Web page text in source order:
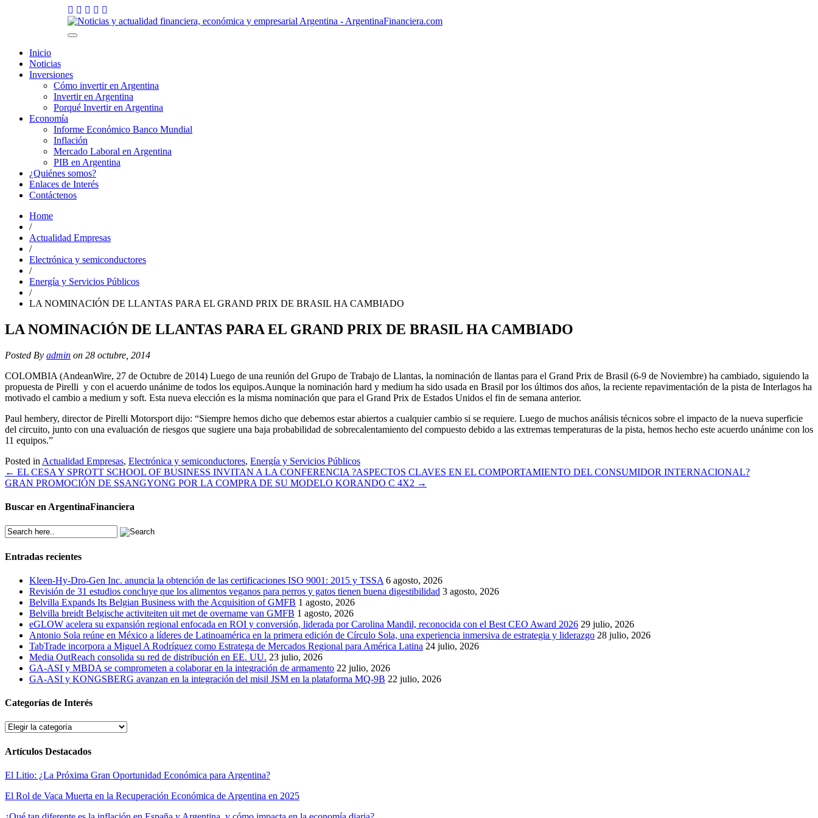
Toggle
Inicio
Noticias
Inversiones
Cómo invertir en Argentina
Invertir en Argentina
Porqué Invertir en Argentina
Economía
Informe Económico Banco Mundial
Inflación
Mercado Laboral en Argentina
PIB en Argentina
¿Quiénes somos?
Enlaces de Interés
Contáctenos
Home
/
Actualidad Empresas
/
Electrónica y semiconductores
/
Energía y Servicios Públicos
/
LA NOMINACIÓN DE LLANTAS PARA EL GRAND PRIX DE BRASIL HA CAMBIADO
LA NOMINACIÓN DE LLANTAS PARA EL GRAND PRIX DE BRASIL HA CAMBIADO
Posted By admin on 28 octubre, 2014
COLOMBIA (AndeanWire, 27 de Octubre de 2014) Luego de una reunión del Grupo de Trabajo de Llantas, la nominación de llantas para el Grand Prix de Brasil (6-9 de Noviembre) ha cambiado, siguiendo la
propuesta de Pirelli y con el acuerdo unánime de todos los equipos.Aunque la nominación hard y medium ha sido usada en Brasil por los últimos dos años, la reciente repavimentación de la pista de Interlagos ha
motivado el cambio a medium y soft. Esta nueva elección es la misma nominación que para el Grand Prix de Estados Unidos el fin de semana anterior.
Paul hembery, director de Pirelli Motorsport dijo: “Siempre hemos dicho que debemos estar abiertos a cualquier cambio si se requiere. Luego de muchos análisis técnicos sobre el impacto de la nueva superficie
del circuito, junto con una evaluación de riesgos que sugiere una baja probabilidad de sobrecalentamiento del compuesto debido a las extremas temperaturas de la pista, hemos hecho este acuerdo unánime con los
11 equipos.”
Posted in Actualidad Empresas, Electrónica y semiconductores, Energía y Servicios Públicos
Post
navigation
← EL CESA Y SPROTT SCHOOL OF BUSINESS INVITAN A LA CONFERENCIA ?ASPECTOS CLAVES EN EL COMPORTAMIENTO DEL CONSUMIDOR INTERNACIONAL?
GRAN PROMOCIÓN DE SSANGYONG POR LA COMPRA DE SU MODELO KORANDO C 4X2 →
Buscar en ArgentinaFinanciera
Entradas recientes
Kleen-Hy-Dro-Gen Inc. anuncia la obtención de las certificaciones ISO 9001: 2015 y TSSA 6 agosto, 2026
Revisión de 31 estudios concluye que los alimentos veganos para perros y gatos tienen buena digestibilidad 3 agosto, 2026
Belvilla Expands Its Belgian Business with the Acquisition of GMFB 1 agosto, 2026
Belvilla breidt Belgische activiteiten uit met de overname van GMFB 1 agosto, 2026
eGLOW acelera su expansión regional enfocada en ROI y conversión, liderada por Carolina Mandil, reconocida con el Best CEO Award 2026 29 julio, 2026
Antonio Sola reúne en México a líderes de Latinoamérica en la primera edición de Círculo Sola, una experiencia inmersiva de estrategia y liderazgo 28 julio, 2026
TabTrade incorpora a Miguel A Rodríguez como Estratega de Mercados Regional para América Latina 24 julio, 2026
Media OutReach consolida su red de distribución en EE. UU. 23 julio, 2026
GA-ASI y MBDA se comprometen a colaborar en la integración de armamento 22 julio, 2026
GA-ASI y KONGSBERG avanzan en la integración del misil JSM en la plataforma MQ-9B 22 julio, 2026
Categorías de Interés
Categorías
Interés
Artículos Destacados
El Litio: ¿La Próxima Gran Oportunidad Económica para Argentina?
El Rol de Vaca Muerta en la Recuperación Económica de Argentina en 2025